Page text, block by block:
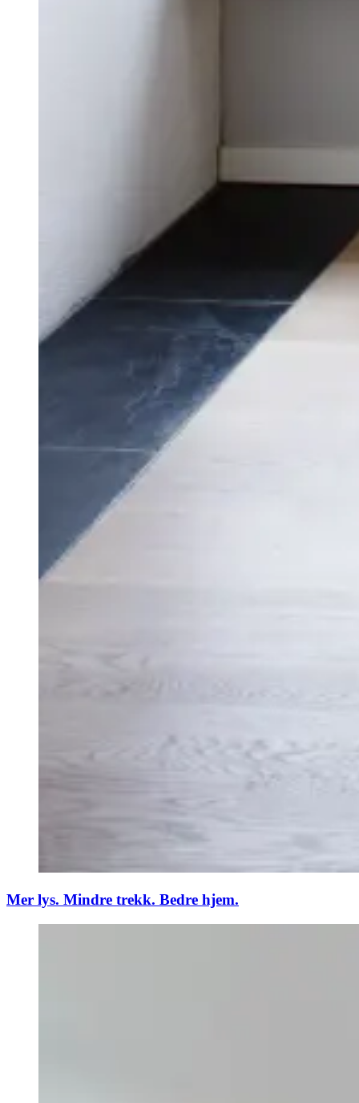
Mer lys. Mindre trekk. Bedre hjem.